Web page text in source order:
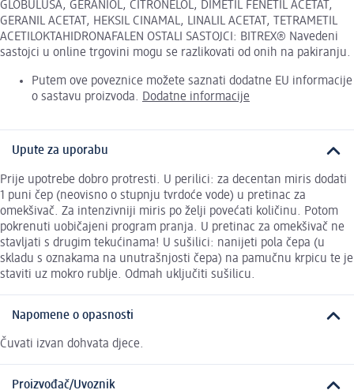
GLOBULUSA, GERANIOL, CITRONELOL, DIMETIL FENETIL ACETAT,
GERANIL ACETAT, HEKSIL CINAMAL, LINALIL ACETAT, TETRAMETIL
ACETILOKTAHIDRONAFALEN OSTALI SASTOJCI: BITREX® Navedeni
sastojci u online trgovini mogu se razlikovati od onih na pakiranju.
Putem ove poveznice možete saznati dodatne EU informacije
o sastavu proizvoda. Dodatne informacije
Upute za uporabu
Prije upotrebe dobro protresti. U perilici: za decentan miris dodati
1 puni čep (neovisno o stupnju tvrdoće vode) u pretinac za
omekšivač. Za intenzivniji miris po želji povećati količinu. Potom
pokrenuti uobičajeni program pranja. U pretinac za omekšivač ne
stavljati s drugim tekućinama! U sušilici: nanijeti pola čepa (u
skladu s oznakama na unutrašnjosti čepa) na pamučnu krpicu te je
staviti uz mokro rublje. Odmah uključiti sušilicu.
Napomene o opasnosti
Čuvati izvan dohvata djece.
Proizvođač/Uvoznik